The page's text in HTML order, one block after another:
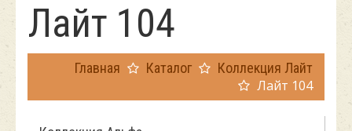
Лайт 104
Главная Каталог Коллекция Лайт
Лайт 104